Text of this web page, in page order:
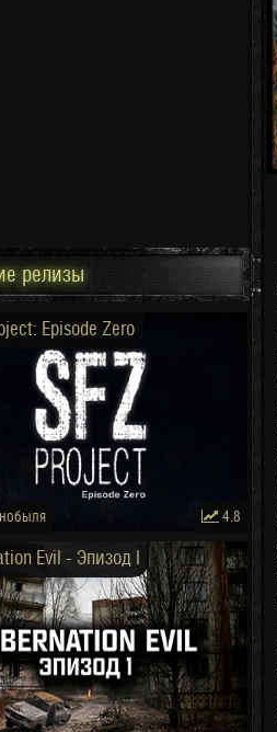
релизы
Episode Zero
4.8
Evil - Эпизод I